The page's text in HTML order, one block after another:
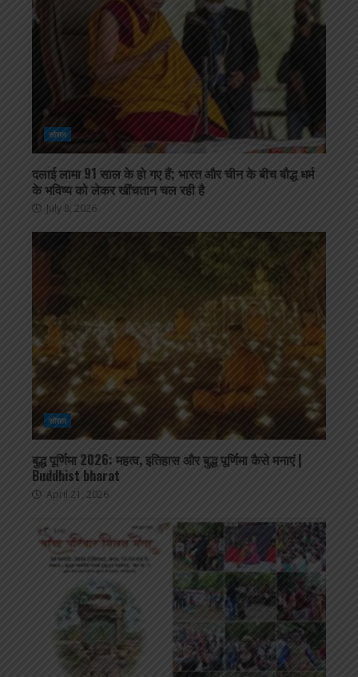
सोशल
दलाई लामा 91 साल के हो गए हैं; भारत और चीन के बीच बौद्ध धर्म
के भविष्य को लेकर खींचतान चल रही है
July 8, 2026
सोशल
बुद्ध पूर्णिमा 2026: महत्व, इतिहास और बुद्ध पूर्णिमा कैसे मनाएं |
Buddhist bharat
April 21, 2026